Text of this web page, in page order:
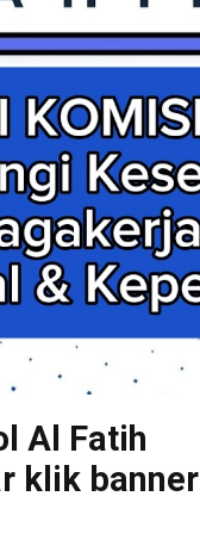
Al Fatih
klik banner